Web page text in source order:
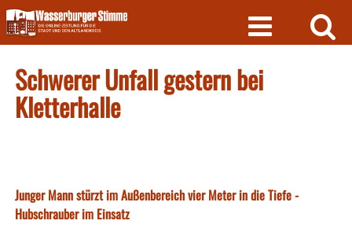
Skip
to
content
Schwerer Unfall gestern bei
Kletterhalle
Junger Mann stürzt im Außenbereich vier Meter in die Tiefe -
Hubschrauber im Einsatz